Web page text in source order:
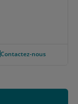
Contactez-nous